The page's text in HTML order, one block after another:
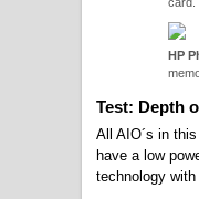
HP
Test: Depth
All AIO´s in
have a low
technology